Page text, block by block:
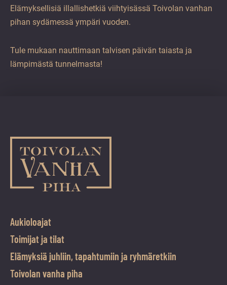
Elämyksellisiä illallishetkiä viihtyisässä Toivolan vanhan
pihan sydämessä ympäri vuoden.
Tule mukaan nauttimaan talvisen päivän taiasta ja
lämpimästä tunnelmasta!
Aukioloajat
Toimijat ja tilat
Elämyksiä juhliin, tapahtumiin ja ryhmäretkiin
Toivolan vanha piha